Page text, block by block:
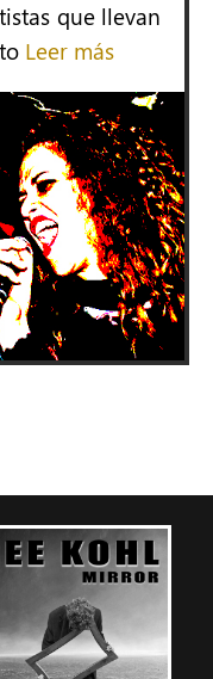
que llevan
Leer más